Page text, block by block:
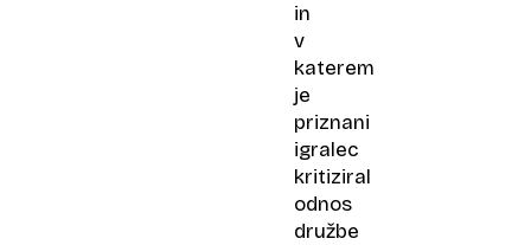
in
v
katerem
je
priznani
igralec
kritiziral
odnos
družbe